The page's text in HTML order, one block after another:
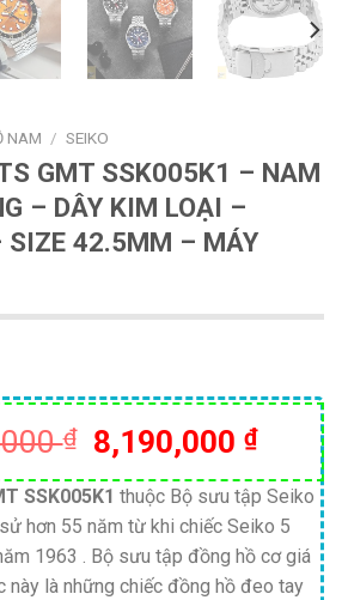
NAM / SEIKO
GMT SSK005K1 – NAM
– DÂY KIM LOẠI –
42.5MM – MÁY
₫
Giá
gốc
là:
12,795,000 ₫.
8,190,000₫Giá
hiện
tại
là:
SSK005K1 thuộc Bộ sưu tập Seiko
hơn 55 năm từ khi chiếc Seiko 5
1963 . Bộ sưu tập đồng hồ cơ giá
này là những chiếc đồng hồ đeo tay